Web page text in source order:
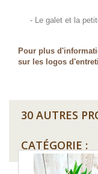
- Le galet et la
Pour plus
sur les logos
30 AUTRES
CATÉGORIE :